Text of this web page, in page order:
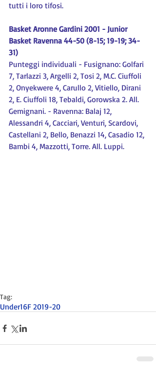
tutti i loro tifosi.
Basket Aronne Gardini 2001 - Junior
Basket Ravenna 44-50 (8-15; 19-19; 34-
31)
Punteggi individuali - Fusignano: Golfari
7, Tarlazzi 3, Argelli 2, Tosi 2, M.C. Ciuffoli
2, Onyekwere 4, Carullo 2, Vitiello, Dirani
2, E. Ciuffoli 18, Tebaldi, Gorowska 2. All.
Gemignani. - Ravenna: Balaj 12,
Alessandri 4, Cacciari, Venturi, Scardovi,
Castellani 2, Bello, Benazzi 14, Casadio 12,
Bambi 4, Mazzotti, Torre. All. Luppi.
Tag:
Under16F 2019-20